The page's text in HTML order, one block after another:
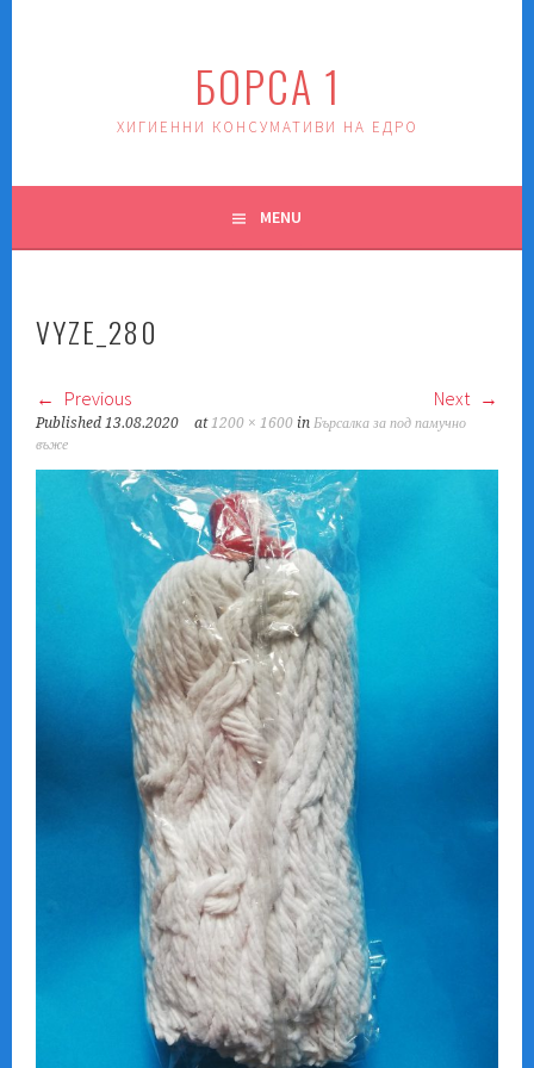
БОРСА 1
ХИГИЕННИ КОНСУМАТИВИ НА ЕДРО
MENU
VYZE_280
Previous Next
Published13.08.2020 at1200 × 1600 inБърсалка за под памучно
въже